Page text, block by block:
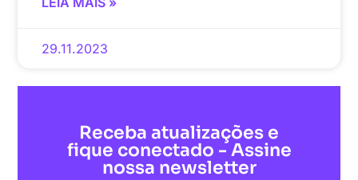
29.11.2023
Receba atualizações e
fique conectado - Assine
nossa newsletter